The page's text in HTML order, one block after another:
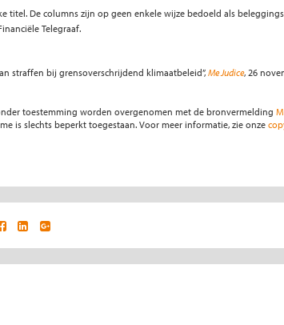
titel. De columns zijn op geen enkele wijze bedoeld als
Telegraaf.
straffen bij grensoverschrijdend klimaatbeleid”,Me Judice, 26
toestemming worden overgenomen met de bronvermelding
is slechts beperkt toegestaan. Voor meer informatie, zie onze